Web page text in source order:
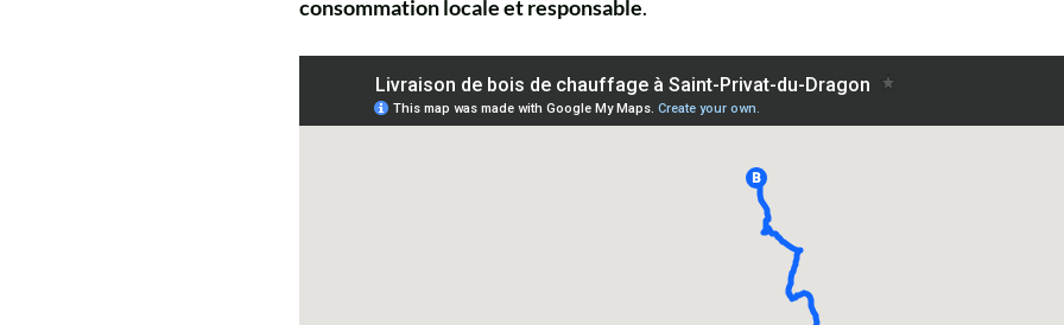
consommation locale et responsable.